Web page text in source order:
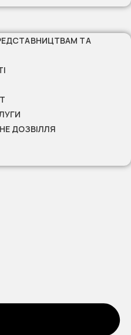
ТА
ДОЗВІЛЛЯ